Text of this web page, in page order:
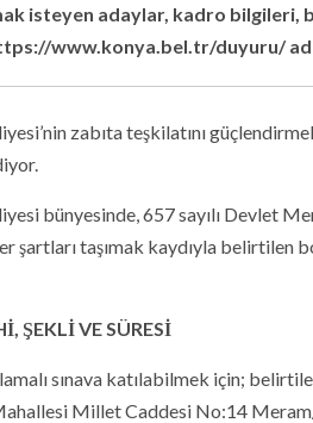
isteyen adaylar, kadro bilgileri,
www.konya.bel.tr/duyuru/
zabıta teşkilatını
bünyesinde, 657 sayılı Devlet
şartları taşımak kaydıyla
ŞEKLİ VE SÜRESİ
sınava katılabilmek için;
Millet Caddesi No:14